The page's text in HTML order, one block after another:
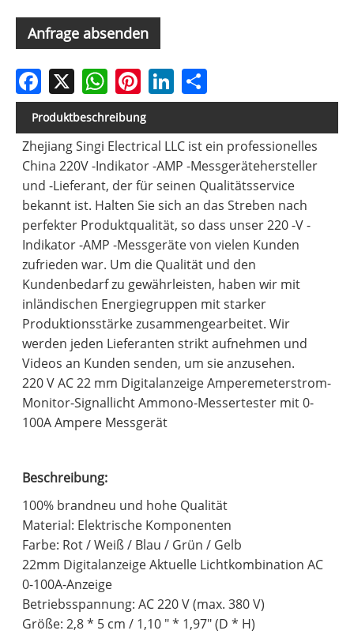
Anfrage absenden
Facebook WhatsAppPinterestLinkedIn
Produktbeschreibung
Zhejiang Singi Electrical LLC ist ein professionelles
China 220V -Indikator -AMP -Messgerätehersteller
und -Lieferant, der für seinen Qualitätsservice
bekannt ist. Halten Sie sich an das Streben nach
perfekter Produktqualität, so dass unser 220 -V -
Indikator -AMP -Messgeräte von vielen Kunden
zufrieden war. Um die Qualität und den
Kundenbedarf zu gewährleisten, haben wir mit
inländischen Energiegruppen mit starker
Produktionsstärke zusammengearbeitet. Wir
werden jeden Lieferanten strikt aufnehmen und
Videos an Kunden senden, um sie anzusehen.
220 V AC 22 mm Digitalanzeige Amperemeterstrom-
Monitor-Signallicht Ammono-Messertester mit 0-
100A Ampere Messgerät
Beschreibung:
100% brandneu und hohe Qualität
Material: Elektrische Komponenten
Farbe: Rot / Weiß / Blau / Grün / Gelb
22mm Digitalanzeige Aktuelle Lichtkombination AC
0-100A-Anzeige
Betriebsspannung: AC 220 V (max. 380 V)
Größe: 2,8 * 5 cm / 1,10 " * 1,97" (D * H)